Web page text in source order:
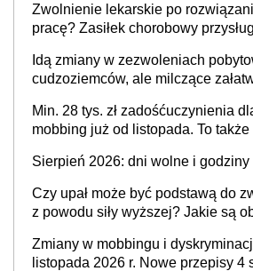
Zwolnienie lekarskie po
pracę? Zasiłek chorobowy
stosunku pracy
Idą zmiany w zezwoleniach
cudzoziemców, ale milczące
Min. 28 tys. zł zadośćuczynienia
mobbing już od listopada. To
Sierpień 2026: dni wolne i godziny
Czy upał może być podstawą do
z powodu siły wyższej? Jakie są
Zmiany w mobbingu i
listopada 2026 r. Nowe przepisy 4